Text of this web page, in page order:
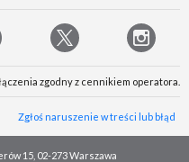
zgodny z cennikiem operatora.
Zgłoś naruszenie w treści lub błąd
15, 02-273 Warszawa